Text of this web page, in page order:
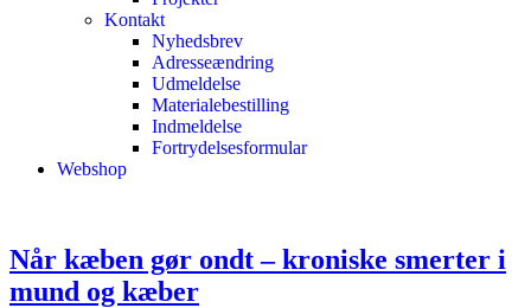
Kontakt
Nyhedsbrev
Adresseændring
Udmeldelse
Materialebestilling
Indmeldelse
Fortrydelsesformular
Webshop
Når kæben gør ondt – kroniske smerter i
mund og kæber